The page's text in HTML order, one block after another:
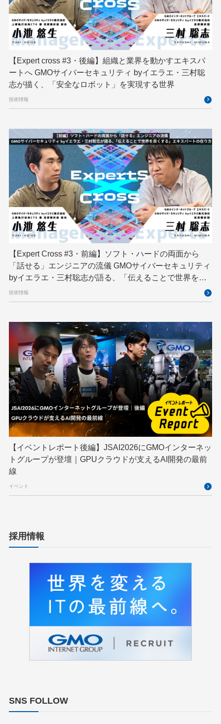
ハーネスエンジニアリング バックエンド
ヒューマノイド ヒューマノイドロボット
プログラミング教育
ブロックチェーン フロントエンド ペアリング暗号
ゆめみらいワーク リモートワーク
レンタルサーバー
人工知能 人工知能学会 国際ロボット展
国際標準化 基礎 多拠点開発 大阪公立大学
宮崎オフィス 強化学習 応用
技育プロジェクト 技術広報 技術書典
拡張知能 新卒 新卒研修 映像
映像クリエイター 暗号 業務効率化
生成AI 産学連携
研究開発 耐量子暗号 脆弱性診断 開発者
【Expert cross #3・後編】組織と業界を動かすエキスパ
ートへ GMOサイバーセキュリティ byイエラエ・三村聡
志が描く、「安全なロボット」を実現する世界
技術情報
【Expert Cross #3・前編】ソフト・ハードの両面から
「話せる」エンジニアの流儀 GMOサイバーセキュリティ
byイエラエ・三村聡志が語る、「伝えることで世界を良
くする」エキスパートの在り方
技術情報
【イベントレポート後編】JSAI2026にGMOインターネッ
トグループが登壇｜GPUクラウドが支えるAI開発の最前
線
イベント
採用情報
SNS FOLLOW